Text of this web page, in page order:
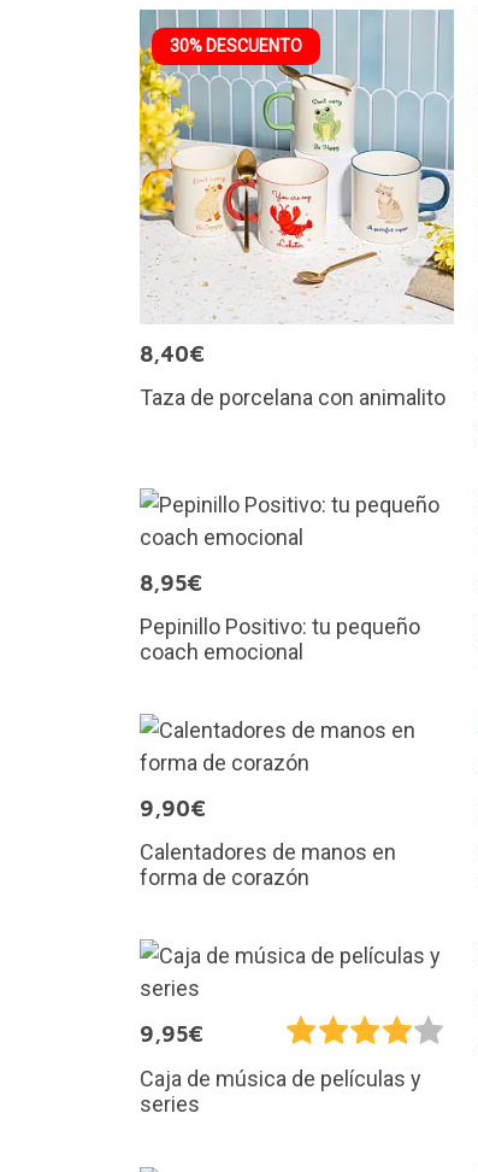
30% DESCUENTO
8,40€
Taza de porcelana con animalito
8,95€
Pepinillo Positivo: tu pequeño
coach emocional
9,90€
Calentadores de manos en
forma de corazón
9,95€
Caja de música de películas y
series